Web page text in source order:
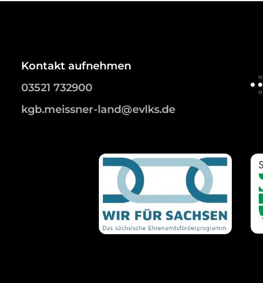
Kontakt aufnehmen
03521 732900
kgb.meissner-land@evlks.de